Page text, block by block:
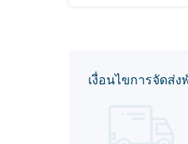
เงื่อนไขการจัดส่ง